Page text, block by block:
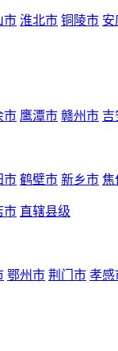
市 淮北市 铜陵市 安
市 鹰潭市 赣州市 吉
市 鹤壁市 新乡市 焦
市 直辖县级
鄂州市 荆门市 孝感